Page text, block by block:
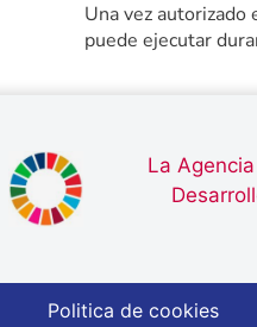
Una vez
puede ejecutar
La
Politica de cookies